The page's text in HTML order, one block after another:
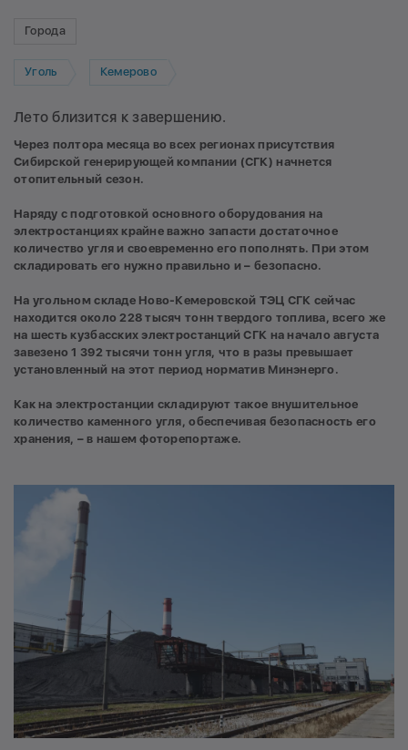
Города
Уголь Кемерово
Лето близится к завершению.
Через полтора месяца во всех регионах присутствия
Сибирской генерирующей компании (СГК) начнется
отопительный сезон.
Наряду с подготовкой основного оборудования на
электростанциях крайне важно запасти достаточное
количество угля и своевременно его пополнять. При этом
складировать его нужно правильно и – безопасно.
На угольном складе Ново-Кемеровской ТЭЦ СГК сейчас
находится около 228 тысяч тонн твердого топлива, всего же
на шесть кузбасских электростанций СГК на начало августа
завезено 1 392 тысячи тонн угля, что в разы превышает
установленный на этот период норматив Минэнерго.
Как на электростанции складируют такое внушительное
количество каменного угля, обеспечивая безопасность его
хранения, – в нашем фоторепортаже.